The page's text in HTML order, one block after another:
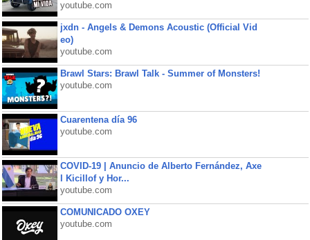
youtube.com
jxdn - Angels & Demons Acoustic (Official Vid
eo)
youtube.com
Brawl Stars: Brawl Talk - Summer of Monsters!
youtube.com
Cuarentena día 96
youtube.com
COVID-19 | Anuncio de Alberto Fernández, Axe
l Kicillof y Hor...
youtube.com
COMUNICADO OXEY
youtube.com